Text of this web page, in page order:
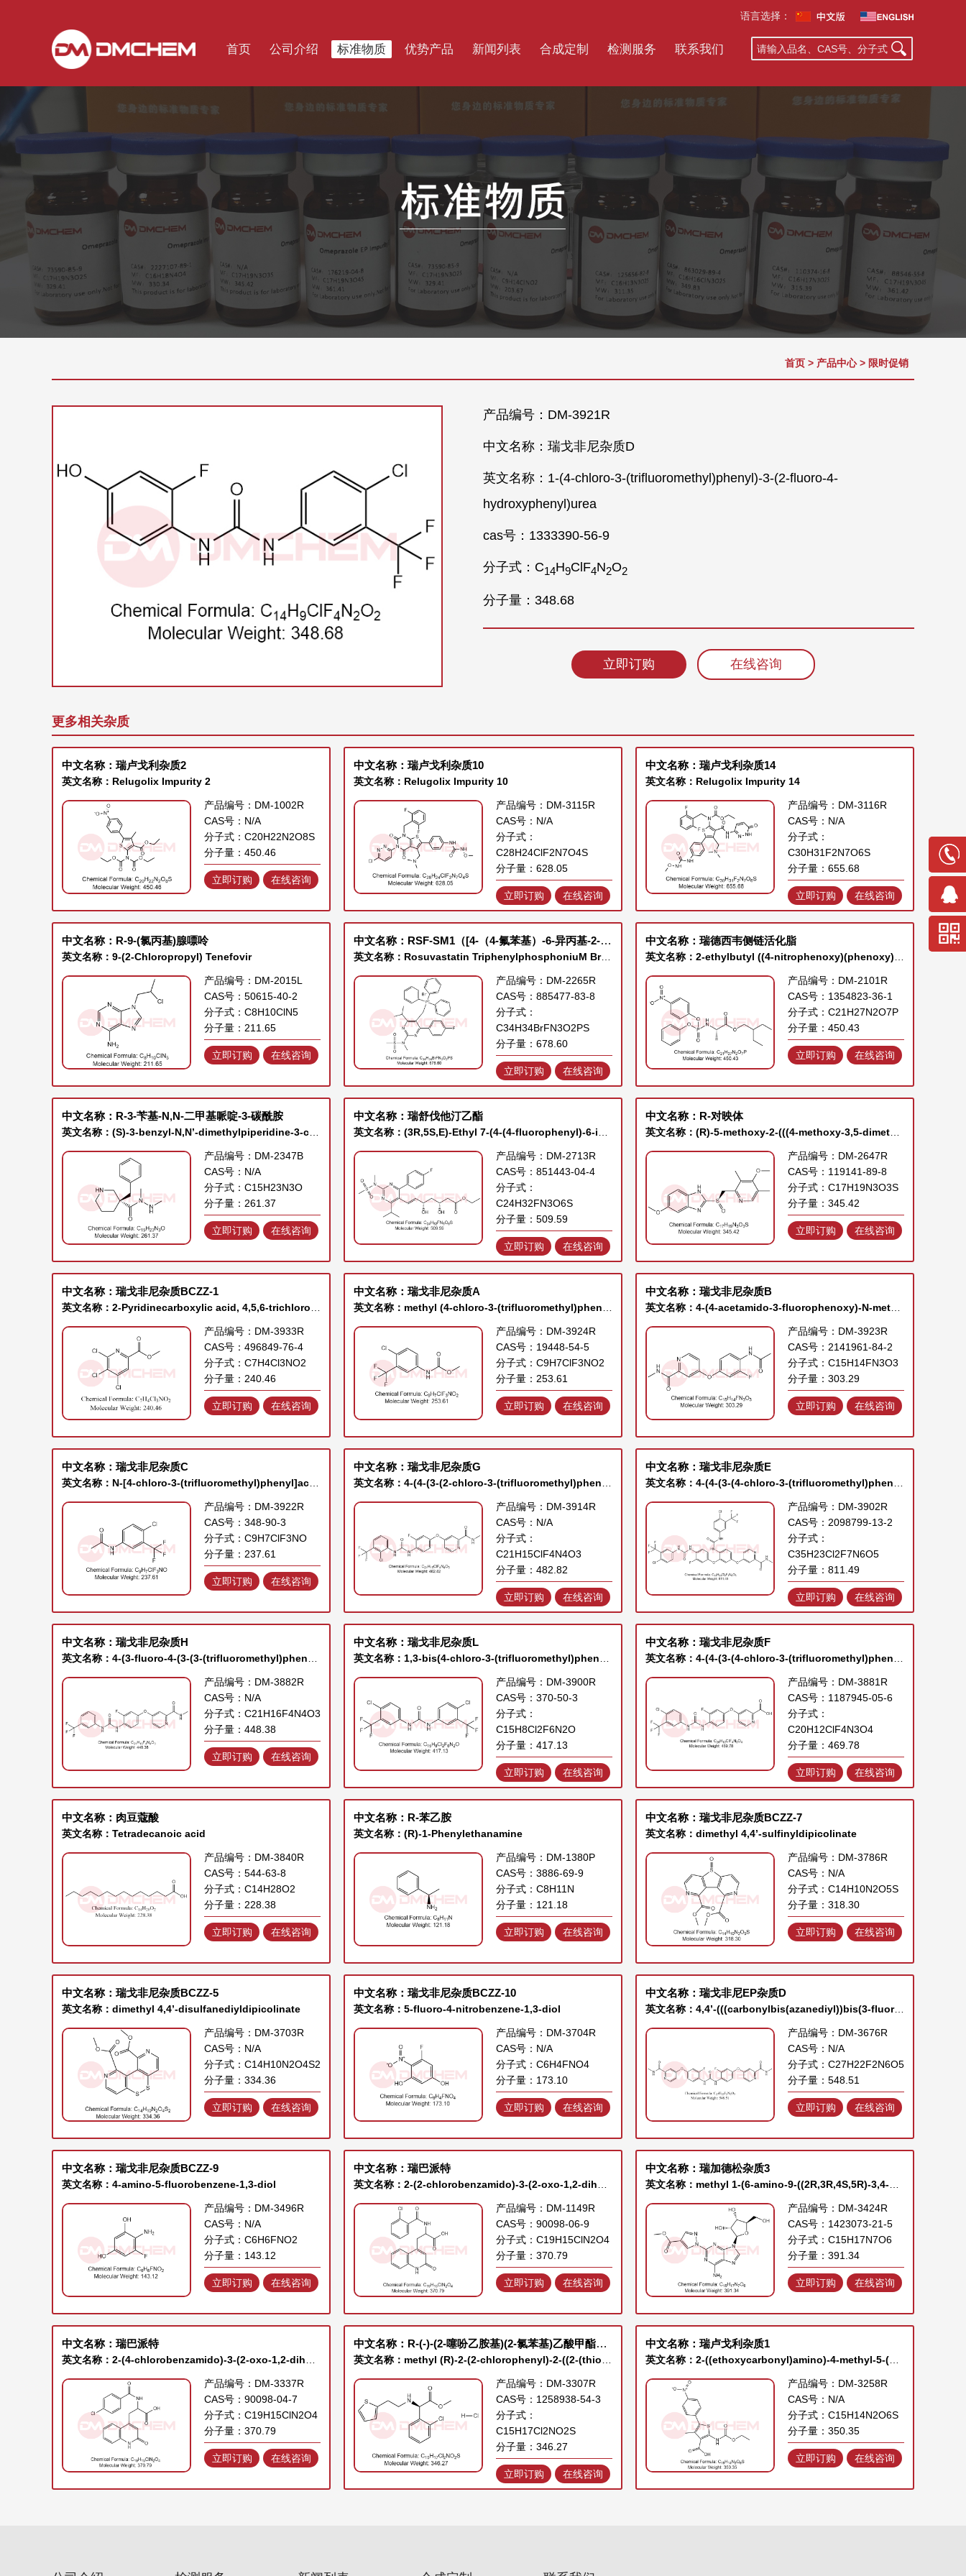
首页 公司介绍 标准物质 优势产品 新闻列表 合成定制 检测服务 联系我们
语言选择：
首页 > 产品中心> 限时促销
产品编号：DM-3921R
中文名称：瑞戈非尼杂质D
英文名称：1-(4-chloro-3-(trifluoromethyl)phenyl)-3-(2-fluoro-4-
hydroxyphenyl)urea
cas号：1333390-56-9
分子式：C14H9ClF4N2O2
分子量：348.68
立即订购 在线咨询
更多相关杂质
中文名称：瑞卢戈利杂质2
英文名称：Relugolix Impurity 2
产品编号：DM-1002R
CAS号：N/A
分子式：C20H22N2O8S
分子量：450.46
立即订购 在线咨询
中文名称：瑞卢戈利杂质10
英文名称：Relugolix Impurity 10
产品编号：DM-3115R
CAS号：N/A
分子式：
C28H24ClF2N7O4S
分子量：628.05
立即订购 在线咨询
中文名称：瑞卢戈利杂质14
英文名称：Relugolix Impurity 14
产品编号：DM-3116R
CAS号：N/A
分子式：
C30H31F2N7O6S
分子量：655.68
立即订购 在线咨询
中文名称：R-9-(氯丙基)腺嘌呤
英文名称：9-(2-Chloropropyl) Tenefovir
产品编号：DM-2015L
CAS号：50615-40-2
分子式：C8H10ClN5
分子量：211.65
立即订购 在线咨询
中文名称：RSF-SM1（[4-（4-氟苯基）-6-异丙基-2-（N-甲基-N-甲磺酰胺基）-5-嘧啶基]三苯基溴化膦）
英文名称：Rosuvastatin TriphenylphosphoniuM BroMide
产品编号：DM-2265R
CAS号：885477-83-8
分子式：
C34H34BrFN3O2PS
分子量：678.60
立即订购 在线咨询
中文名称：瑞德西韦侧链活化脂
产品编号：DM-2101R
CAS号：1354823-36-1
分子式：C21H27N2O7P
分子量：450.43
立即订购 在线咨询
中文名称：R-3-苄基-N,N-二甲基哌啶-3-碳酰胺
产品编号：DM-2347B
CAS号：N/A
分子式：C15H23N3O
分子量：261.37
立即订购 在线咨询
中文名称：瑞舒伐他汀乙酯
产品编号：DM-2713R
CAS号：851443-04-4
分子式：
C24H32FN3O6S
分子量：509.59
立即订购 在线咨询
中文名称：R-对映体
产品编号：DM-2647R
CAS号：119141-89-8
分子式：C17H19N3O3S
分子量：345.42
立即订购 在线咨询
中文名称：瑞戈非尼杂质BCZZ-1
产品编号：DM-3933R
CAS号：496849-76-4
分子式：C7H4Cl3NO2
分子量：240.46
立即订购 在线咨询
中文名称：瑞戈非尼杂质A
产品编号：DM-3924R
CAS号：19448-54-5
分子式：C9H7ClF3NO2
分子量：253.61
立即订购 在线咨询
中文名称：瑞戈非尼杂质B
产品编号：DM-3923R
CAS号：2141961-84-2
分子式：C15H14FN3O3
分子量：303.29
立即订购 在线咨询
中文名称：瑞戈非尼杂质C
产品编号：DM-3922R
CAS号：348-90-3
分子式：C9H7ClF3NO
分子量：237.61
立即订购 在线咨询
中文名称：瑞戈非尼杂质G
产品编号：DM-3914R
CAS号：N/A
分子式：
C21H15ClF4N4O3
分子量：482.82
立即订购 在线咨询
中文名称：瑞戈非尼杂质E
产品编号：DM-3902R
CAS号：2098799-13-2
分子式：
C35H23Cl2F7N6O5
分子量：811.49
立即订购 在线咨询
中文名称：瑞戈非尼杂质H
产品编号：DM-3882R
CAS号：N/A
分子式：C21H16F4N4O3
分子量：448.38
立即订购 在线咨询
中文名称：瑞戈非尼杂质L
产品编号：DM-3900R
CAS号：370-50-3
分子式：
C15H8Cl2F6N2O
分子量：417.13
立即订购 在线咨询
中文名称：瑞戈非尼杂质F
产品编号：DM-3881R
CAS号：1187945-05-6
分子式：
C20H12ClF4N3O4
分子量：469.78
立即订购 在线咨询
中文名称：肉豆蔻酸
英文名称：Tetradecanoic acid
产品编号：DM-3840R
CAS号：544-63-8
分子式：C14H28O2
分子量：228.38
立即订购 在线咨询
中文名称：R-苯乙胺
英文名称：(R)-1-Phenylethanamine
产品编号：DM-1380P
CAS号：3886-69-9
分子式：C8H11N
分子量：121.18
立即订购 在线咨询
中文名称：瑞戈非尼杂质BCZZ-7
英文名称：dimethyl 4,4’-sulfinyldipicolinate
产品编号：DM-3786R
CAS号：N/A
分子式：C14H10N2O5S
分子量：318.30
立即订购 在线咨询
中文名称：瑞戈非尼杂质BCZZ-5
英文名称：dimethyl 4,4’-disulfanediyldipicolinate
产品编号：DM-3703R
CAS号：N/A
分子式：C14H10N2O4S2
分子量：334.36
立即订购 在线咨询
中文名称：瑞戈非尼杂质BCZZ-10
英文名称：5-fluoro-4-nitrobenzene-1,3-diol
产品编号：DM-3704R
CAS号：N/A
分子式：C6H4FNO4
分子量：173.10
立即订购 在线咨询
中文名称：瑞戈非尼EP杂质D
英文名称：4,4’-(((carbonylbis(azanediyl))bis(3-fluoro-4,1-phenylene))bis(oxy))bis(N-methylpicolinamide)
产品编号：DM-3676R
CAS号：N/A
分子式：C27H22F2N6O5
分子量：548.51
立即订购 在线咨询
中文名称：瑞戈非尼杂质BCZZ-9
英文名称：4-amino-5-fluorobenzene-1,3-diol
产品编号：DM-3496R
CAS号：N/A
分子式：C6H6FNO2
分子量：143.12
立即订购 在线咨询
中文名称：瑞巴派特
产品编号：DM-1149R
CAS号：90098-06-9
分子式：C19H15ClN2O4
分子量：370.79
立即订购 在线咨询
中文名称：瑞加德松杂质3
产品编号：DM-3424R
CAS号：1423073-21-5
分子式：C15H17N7O6
分子量：391.34
立即订购 在线咨询
中文名称：瑞巴派特
产品编号：DM-3337R
CAS号：90098-04-7
分子式：C19H15ClN2O4
分子量：370.79
立即订购 在线咨询
中文名称：R-(-)-(2-噻吩乙胺基)(2-氯苯基)乙酸甲酯盐酸盐
产品编号：DM-3307R
CAS号：1258938-54-3
分子式：
C15H17Cl2NO2S
分子量：346.27
立即订购 在线咨询
中文名称：瑞卢戈利杂质1
产品编号：DM-3258R
CAS号：N/A
分子式：C15H14N2O6S
分子量：350.35
立即订购 在线咨询